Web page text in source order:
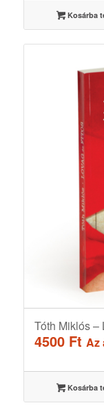
Kosárba
Tóth Miklós –
4500 Ft Az
Kosárba